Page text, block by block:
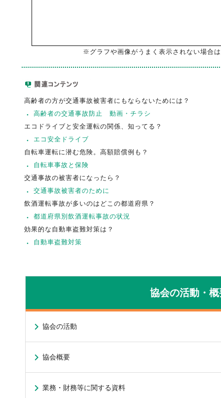
※グラフや画像がうまく表示されない場合
高齢者の方が交通事故被害者にもならないためには？
高齢者の交通事故防止 動画・チラシ
エコドライブと安全運転の関係、知ってる？
エコ安全ドライブ
自転車運転に潜む危険。高額賠償例も？
自転車事故と保険
交通事故の被害者になったら？
交通事故被害者のために
飲酒運転事故が多いのはどこの都道府県？
都道府県別飲酒運転事故の状況
効果的な自動車盗難対策は？
自動車盗難対策
協会の活動・概
協会の活動
協会概要
業務・財務等に関する資料